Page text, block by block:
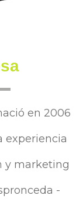
en 2006
experiencia
y marketing
-